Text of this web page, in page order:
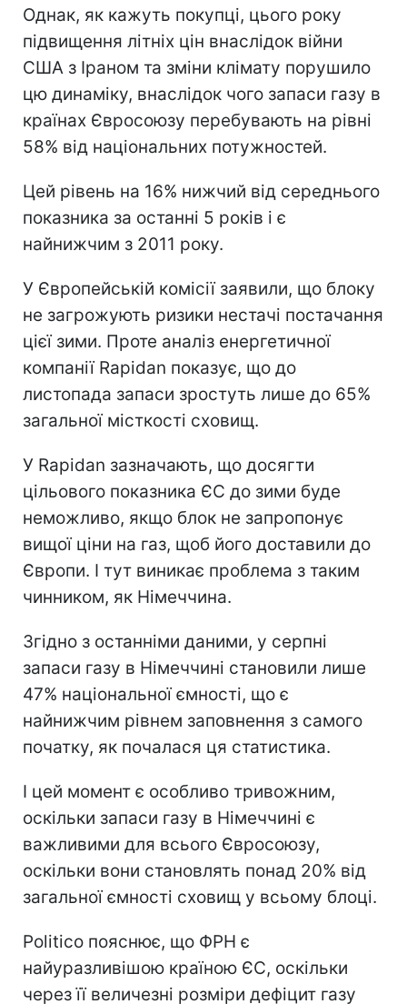
Однак, як кажуть покупці, цього року
підвищення літніх цін внаслідок війни
США з Іраном та зміни клімату порушило
цю динаміку, внаслідок чого запаси газу в
країнах Євросоюзу перебувають на рівні
58% від національних потужностей.
Цей рівень на 16% нижчий від середнього
показника за останні 5 років і є
найнижчим з 2011 року.
У Європейській комісії заявили, що блоку
не загрожують ризики нестачі постачання
цієї зими. Проте аналіз енергетичної
компанії Rapidan показує, що до
листопада запаси зростуть лише до 65%
загальної місткості сховищ.
У Rapidan зазначають, що досягти
цільового показника ЄС до зими буде
неможливо, якщо блок не запропонує
вищої ціни на газ, щоб його доставили до
Європи. І тут виникає проблема з таким
чинником, як Німеччина.
Згідно з останніми даними, у серпні
запаси газу в Німеччині становили лише
47% національної ємності, що є
найнижчим рівнем заповнення з самого
початку, як почалася ця статистика.
І цей момент є особливо тривожним,
оскільки запаси газу в Німеччині є
важливими для всього Євросоюзу,
оскільки вони становлять понад 20% від
загальної ємності сховищ у всьому блоці.
Politico пояснює, що ФРН є
найуразливішою країною ЄС, оскільки
через її величезні розміри дефіцит газу